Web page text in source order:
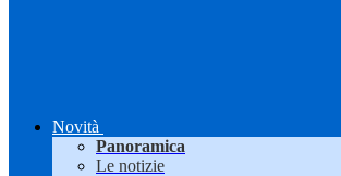
Novità
Panoramica
Le notizie